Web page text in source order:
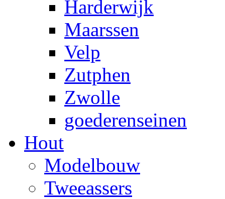
Harderwijk
Maarssen
Velp
Zutphen
Zwolle
goederenseinen
Hout
Modelbouw
Tweeassers